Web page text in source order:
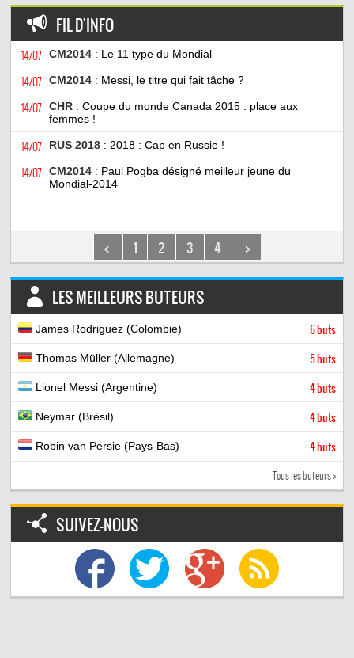
FIL D'INFO
14/07 CM2014 : Le 11 type du Mondial
14/07 CM2014 : Messi, le titre qui fait tâche ?
14/07 CHR : Coupe du monde Canada 2015 : place aux
femmes !
14/07 RUS 2018 : 2018 : Cap en Russie !
14/07 CM2014 : Paul Pogba désigné meilleur jeune du
Mondial-2014
< 1 2 3 4 >
LES MEILLEURS BUTEURS
James Rodriguez (Colombie) 6 buts
Thomas Müller (Allemagne) 5 buts
Lionel Messi (Argentine) 4 buts
Neymar (Brésil) 4 buts
Robin van Persie (Pays-Bas) 4 buts
Tous les buteurs >
SUIVEZ-NOUS